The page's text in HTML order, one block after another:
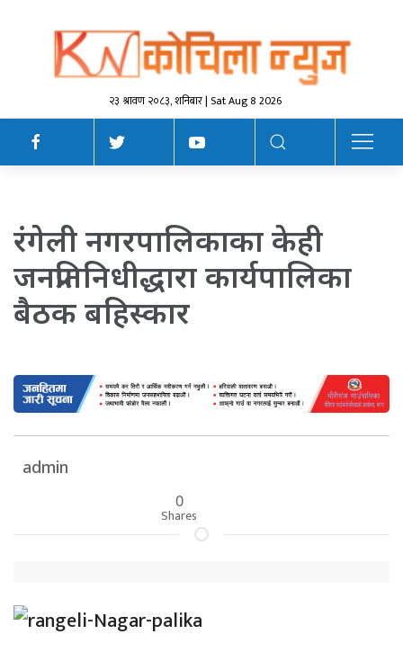
२३ श्रावण २०८३, शनिबार | Sat Aug 8 2026
रंगेली नगरपालिकाका केही
जनप्रतिनिधीद्धारा कार्यपालिका
बैठक बहिस्कार
admin
0
Shares